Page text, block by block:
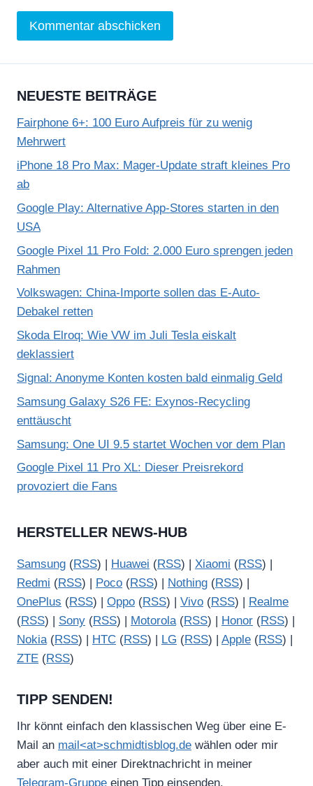
NEUESTE BEITRÄGE
Fairphone 6+: 100 Euro Aufpreis für zu wenig
Mehrwert
iPhone 18 Pro Max: Mager-Update straft kleines Pro
ab
Google Play: Alternative App-Stores starten in den
USA
Google Pixel 11 Pro Fold: 2.000 Euro sprengen jeden
Rahmen
Volkswagen: China-Importe sollen das E-Auto-
Debakel retten
Skoda Elroq: Wie VW im Juli Tesla eiskalt
deklassiert
Signal: Anonyme Konten kosten bald einmalig Geld
Samsung Galaxy S26 FE: Exynos-Recycling
enttäuscht
Samsung: One UI 9.5 startet Wochen vor dem Plan
Google Pixel 11 Pro XL: Dieser Preisrekord
provoziert die Fans
HERSTELLER NEWS-HUB
Samsung (RSS) | Huawei (RSS) | Xiaomi (RSS) |
Redmi (RSS) | Poco (RSS) | Nothing (RSS) |
OnePlus (RSS) | Oppo (RSS) | Vivo (RSS) | Realme
(RSS) | Sony (RSS) | Motorola(RSS) | Honor (RSS) |
Nokia(RSS) | HTC (RSS) | LG (RSS) | Apple (RSS) |
ZTE (RSS)
TIPP SENDEN!
Ihr könnt einfach den klassischen Weg über eine E-
Mail an mail<at>schmidtisblog.de wählen oder mir
aber auch mit einer Direktnachricht in meiner
Telegram-Gruppe einen Tipp einsenden.